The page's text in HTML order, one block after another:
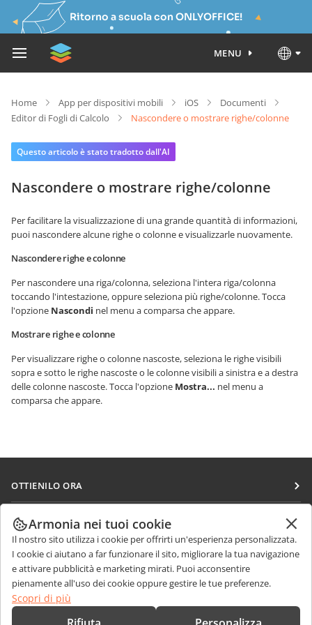
Ritorno a scuola con ONLYOFFICE!
MENU
Home App per dispositivi mobili iOS
Documenti
Editor di Fogli di Calcolo
Nascondere o mostrare righe/colonne
Questo articolo è stato tradotto dall'AI
Nascondere o mostrare righe/colonne
Per facilitare la visualizzazione di una grande quantità di informazioni,
puoi nascondere alcune righe o colonne e visualizzarle nuovamente.
Nascondere righe e colonne
Per nascondere una riga/colonna, seleziona l'intera riga/colonna
toccando l'intestazione, oppure seleziona più righe/colonne. Tocca
l'opzione Nascondi nel menu a comparsa che appare.
Mostrare righe e colonne
Per visualizzare righe o colonne nascoste, seleziona le righe visibili
sopra e sotto le righe nascoste o le colonne visibili a sinistra e a destra
delle colonne nascoste. Tocca l'opzione Mostra... nel menu a
comparsa che appare.
OTTIENILO ORA
Docs
DocSpace
Workspace
Connettori
App desktop
COLLABORA
Per i contributori
Per i traduttori
Per gli influencer
Offerte di lavoro
RICEVI NOTIZIE
Blog
RICEVI AIUTO
Forum
CONTATTACI
Armonia nei tuoi cookie
Il nostro sito utilizza i cookie per offrirti un'esperienza personalizzata.
I cookie ci aiutano a far funzionare il sito, migliorare la tua navigazione
e attivare pubblicità e marketing mirati. Puoi acconsentire
pienamente all'uso dei cookie oppure gestire le tue preferenze.
Scopri di più